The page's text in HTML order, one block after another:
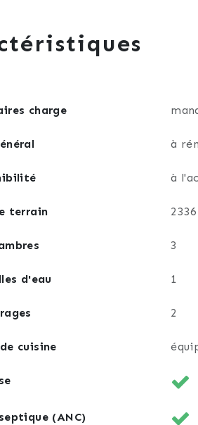
charge
à
à
terrain
3
d'eau 1
2
cuisine
(ANC)